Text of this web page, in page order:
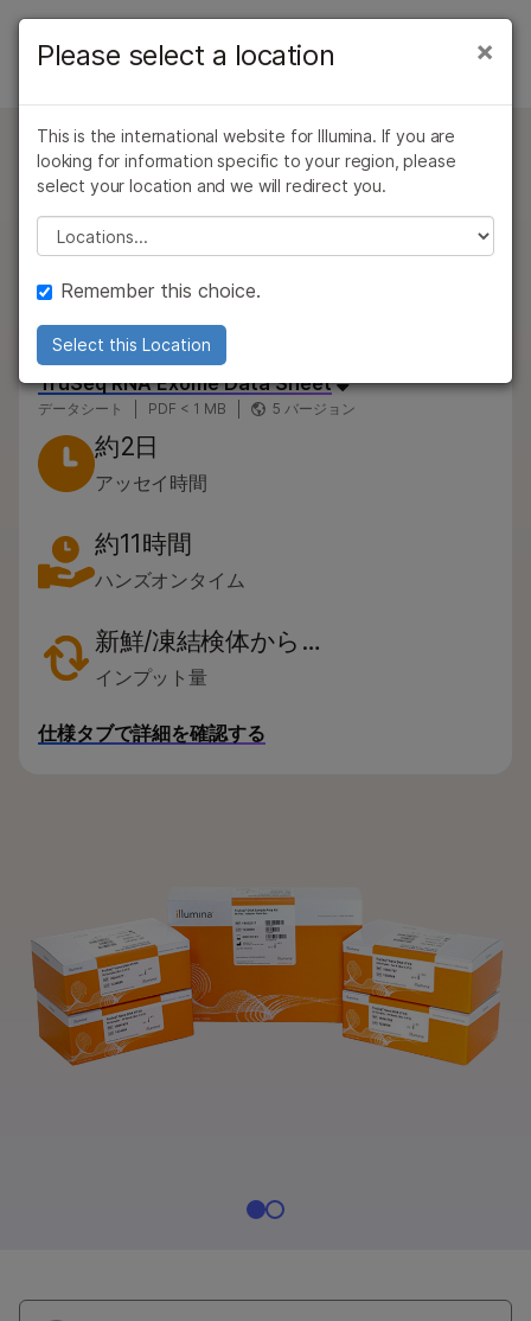
ラーニング
サポート
お気に入りの分野を選択
タイプ別
研究分野別
装置の互換性別
製品ライン別
すべての製品を見る
製品バンドル
タイプ別
研究分野別
装置の互換性別
製品ライン別
すべての製品を見る
製品バンドル
お問い合わせ
TruSeq RNA Exome
ホルマリン固定パラフィン包埋（FFPE）組織やその
他の低品質のサンプルからRNAをシーケンスするため
の再現性と経済性を兼ね備えたソリューションを提供
します。わずか10 ngのトータルRNAから得られる精
度
TruSeq RNA Exome Data Sheet
データシート PDF < 1 MB 5 バージョン
約2日
アッセイ時間
約11時間
ハンズオンタイム
新鮮/凍結検体から…
インプット量
仕様タブで詳細を確認する
×
Please select a location
This is the international website for Illumina. If you are
looking for information specific to your region, please
select your location and we will redirect you.
Please select a location
Remember this choice.
Select this Location
高いコンテンツへのリンクが表示されます:
×
がん研究
微生物研究
農学研究
複雑な疾患
臨床オンコロジー
生殖医学
遺伝性および希少疾